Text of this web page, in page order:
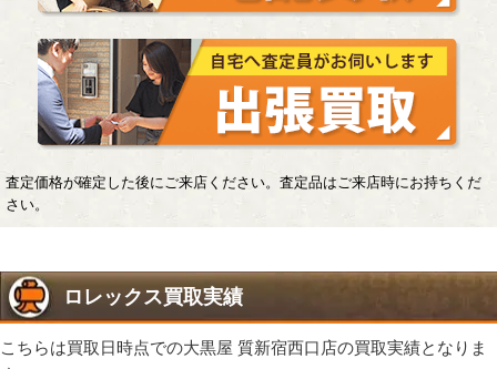
査定価格が確定した後にご来店ください。査定品はご来店時にお持ちくだ
さい。
ロレックス買取実績
こちらは買取日時点での大黒屋 質新宿西口店の買取実績となりま